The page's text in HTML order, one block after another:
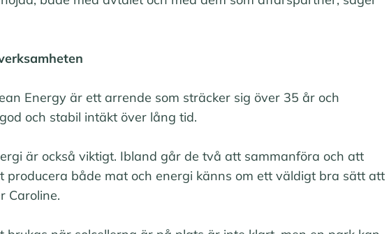
Energy är ett arrende som sträcker sig över 35 år och
och stabil intäkt över lång tid.
är också viktigt. Ibland går de två att sammanföra och att
producera både mat och energi känns om ett väldigt bra sätt att
Caroline.